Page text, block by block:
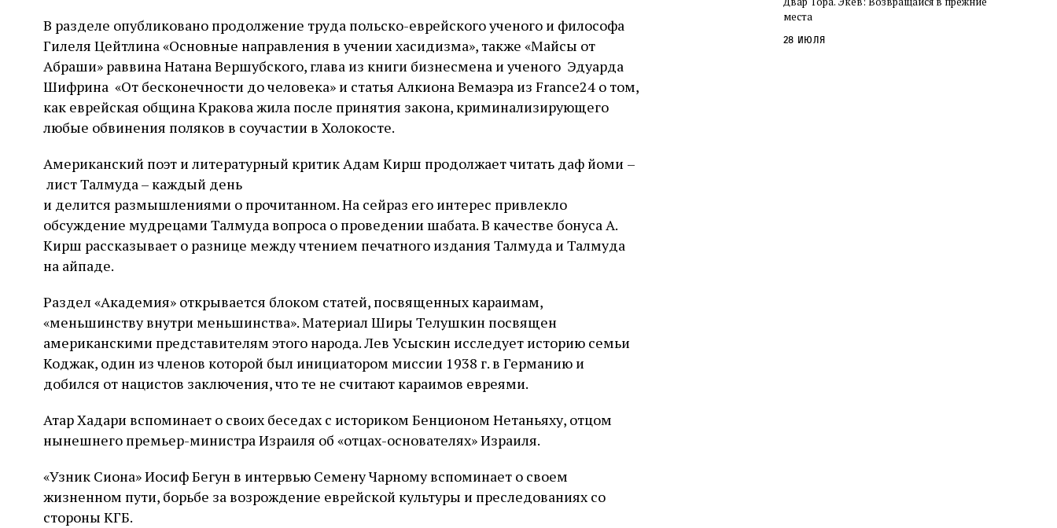
В разделе опубликовано продолжение труда польско-еврейского ученого и философа
Гилеля Цейтлина «Основные направления в учении хасидизма», также «Майсы от
Абраши» раввина Натана Вершубского, глава из книги бизнесмена и ученого Эдуарда
Шифрина «От бесконечности до человека» и статья Алкиона Вемаэра из France24 о том,
как еврейская община Кракова жила после принятия закона, криминализирующего
любые обвинения поляков в соучастии в Холокосте.
Американский поэт и литературный критик Адам Кирш продолжает читать даф йоми –
лист Талмуда – каждый день
и делится размышлениями о прочитанном. На сейраз его интерес привлекло
обсуждение мудрецами Талмуда вопроса о проведении шабата. В качестве бонуса А.
Кирш рассказывает о разнице между чтением печатного издания Талмуда и Талмуда
на айпаде.
Раздел «Академия» открывается блоком статей, посвященных караимам,
«меньшинству внутри меньшинства». Материал Ширы Телушкин посвящен
американскими представителям этого народа. Лев Усыскин исследует историю семьи
Коджак, один из членов которой был инициатором миссии 1938 г. в Германию и
добился от нацистов заключения, что те не считают караимов евреями.
Атар Хадари вспоминает о своих беседах с историком Бенционом Нетаньяху, отцом
нынешнего премьер-министра Израиля об «отцах-основателях» Израиля.
«Узник Сиона» Иосиф Бегун в интервью Семену Чарному вспоминает о своем
жизненном пути, борьбе за возрождение еврейской культуры и преследованиях со
стороны КГБ.
слово в переводе Библии
места
28 июля